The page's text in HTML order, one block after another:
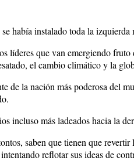
había instalado toda la
líderes que van emergiendo fruto
el cambio climático y la
de la nación más poderosa del
incluso más ladeados hacia la
saben que tienen que
reflotar sus ideas de